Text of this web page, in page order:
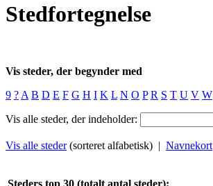
Stedfortegnelse
Vis steder, der begynder med
9 ? A B D E F G H I K L N O P R S T U V W
Vis alle steder, der indeholder:
Vis alle steder(sorteret alfabetisk) | Navnekort